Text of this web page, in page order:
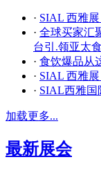
· SIAL 西雅
· 全球买家汇
台引.领亚太
· 食饮爆品从
· SIAL 西雅
· SIAL西雅国
加载更多...
最新展会